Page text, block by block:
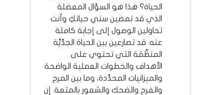
الحياة؟ هذا هو السؤال المعضلة
الذي قد تمضين سني حياتكِ وأنت
تحاولين الوصول إلى إجابة كاملة
عنه. قد تصارعين بين الحياة الجدِّيَّة
المنظَّمَة التي تحتوي على
الأهداف والخطوات العملية الواضحة
والميزانيات المحدَّدة، وما بين المرح
والفرح والضحك والشعور بالمتعة. إن